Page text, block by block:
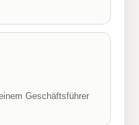
Geschäftsführer